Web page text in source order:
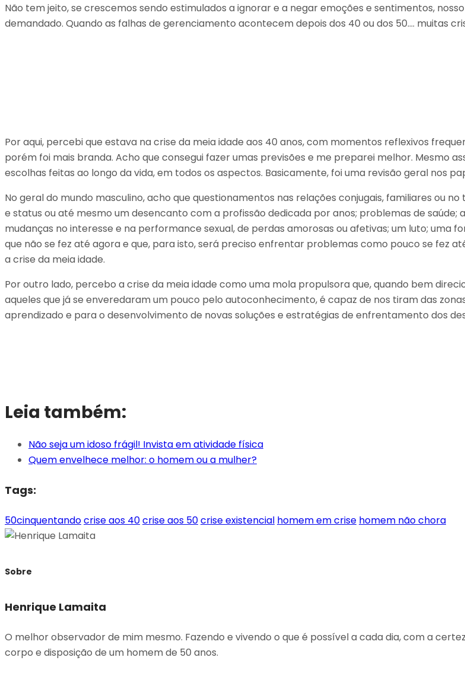
Não tem jeito, se crescemos sendo estimulados a ignorar e a negar emoções e sentimentos,
demandado. Quando as falhas de gerenciamento acontecem depois dos 40 ou dos 50…. muitas
Por aqui, percebi que estava na crise da meia idade aos 40 anos, com momentos reflexivos
porém foi mais branda. Acho que consegui fazer umas previsões e me preparei melhor. Mesmo
escolhas feitas ao longo da vida, em todos os aspectos. Basicamente, foi uma revisão geral nos
No geral do mundo masculino, acho que questionamentos nas relações conjugais, familiares ou
e status ou até mesmo um desencanto com a profissão dedicada por anos; problemas de saúde;
mudanças no interesse e na performance sexual, de perdas amorosas ou afetivas; um luto; uma
que não se fez até agora e que, para isto, será preciso enfrentar problemas como pouco se fez
a crise da meia idade.
Por outro lado, percebo a crise da meia idade como uma mola propulsora que, quando bem
aqueles que já se enveredaram um pouco pelo autoconhecimento, é capaz de nos tiram das
aprendizado e para o desenvolvimento de novas soluções e estratégias de enfrentamento dos
Leia também:
Não seja um idoso frágil! Invista em atividade física
Quem envelhece melhor: o homem ou a mulher?
Tags:
50cinquentandocrise aos 40crise aos 50crise existencial homem em crise homem não chora
Sobre
Henrique Lamaita
O melhor observador de mim mesmo. Fazendo e vivendo o que é possível a cada dia, com a
corpo e disposição de um homem de 50 anos.